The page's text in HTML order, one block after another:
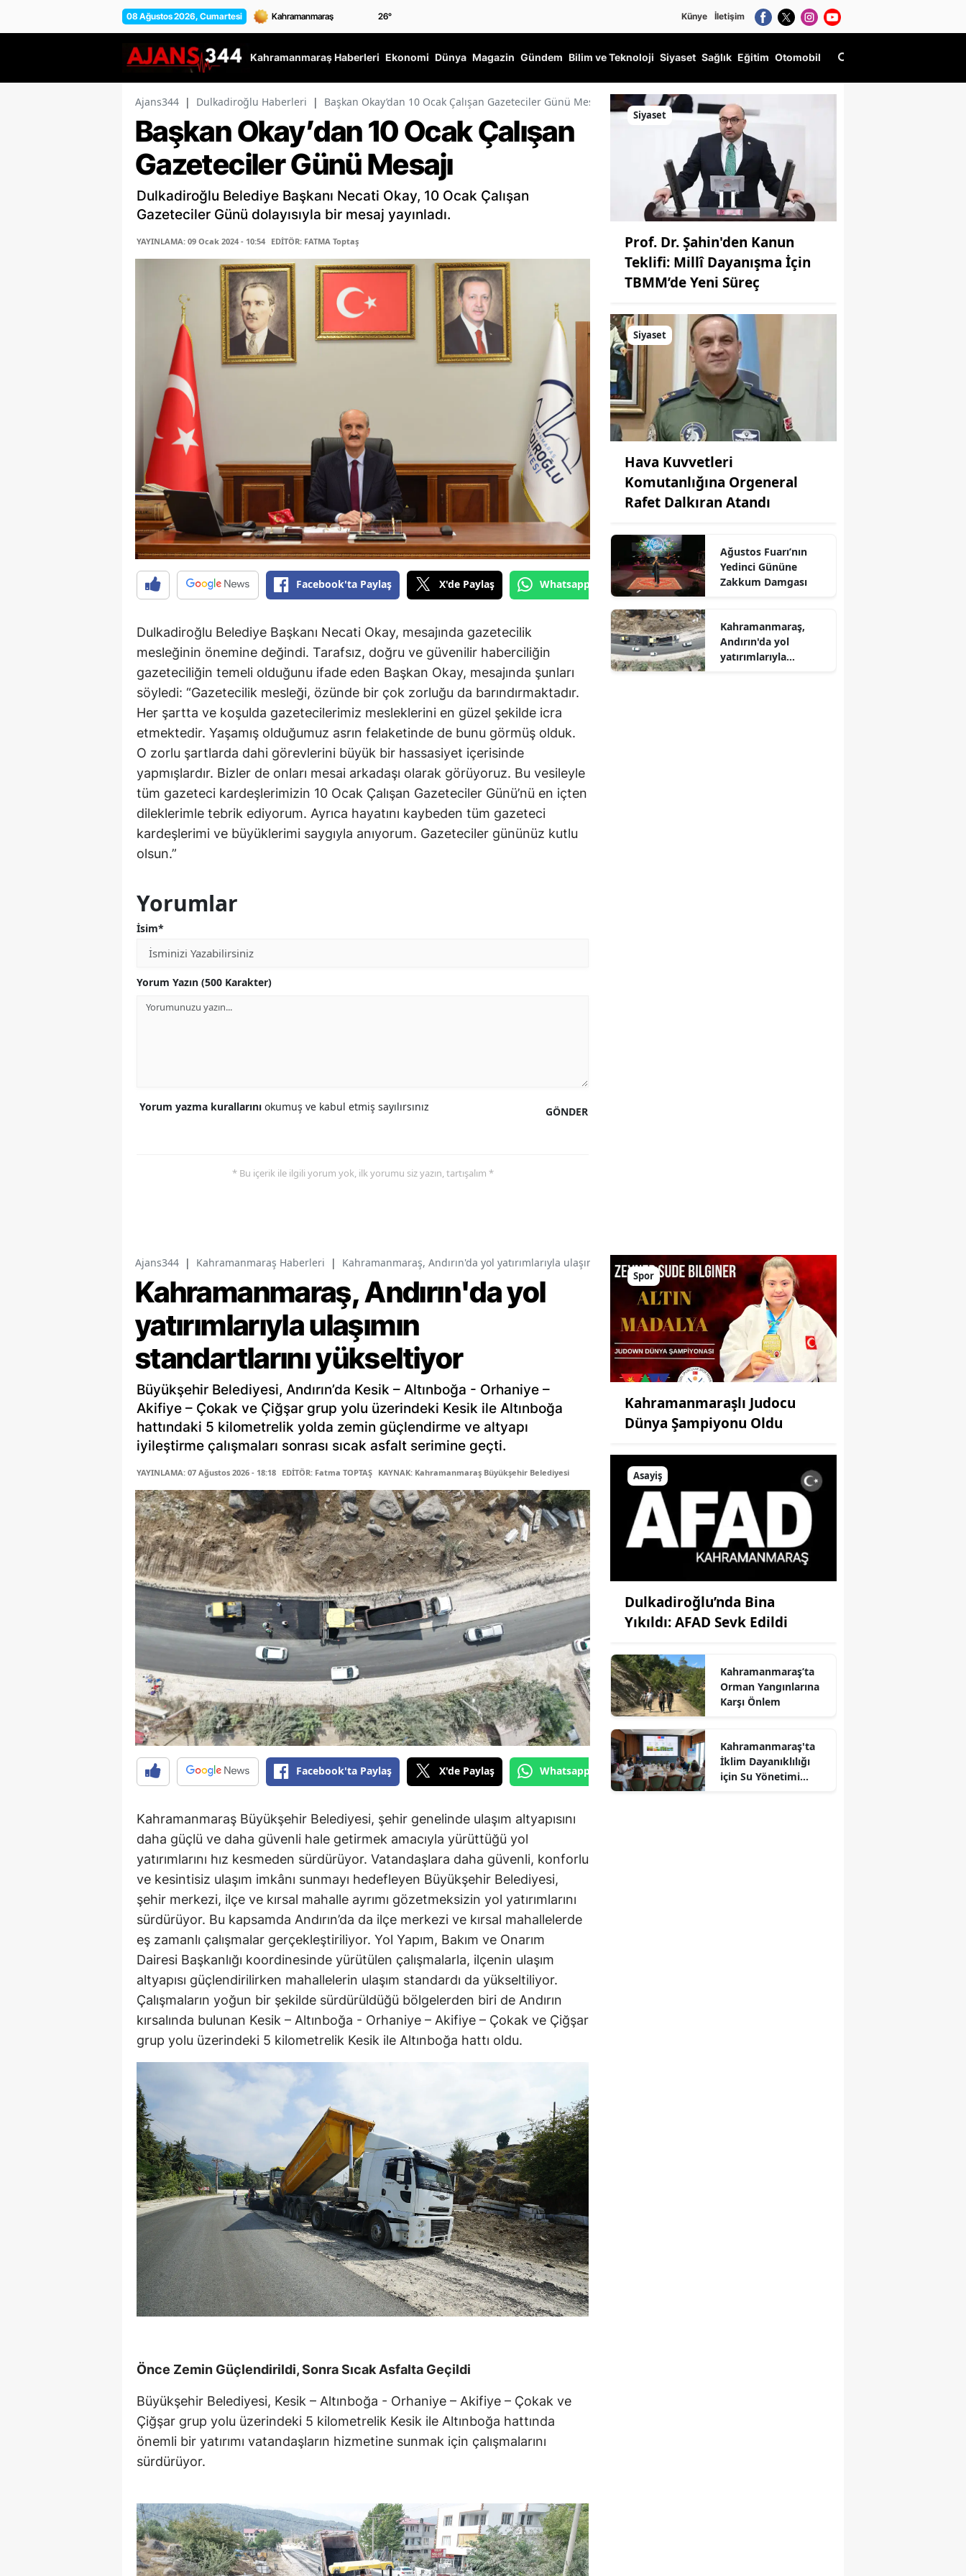
08 Ağustos 2026, Cumartesi 26° Künye İletişim
Kahramanmaraş Haberleri Ekonomi Dünya Magazin Gündem Bilim ve Teknoloji Siyaset Sağlık Eğitim Otomobil
Ajans344 | Dulkadiroğlu Haberleri | Başkan Okay’dan 10 Ocak Çalışan Gazeteciler Günü Mesajı
Başkan Okay’dan 10 Ocak Çalışan
Gazeteciler Günü Mesajı
Dulkadiroğlu Belediye Başkanı Necati Okay, 10 Ocak Çalışan
Gazeteciler Günü dolayısıyla bir mesaj yayınladı.
YAYINLAMA: 09 Ocak 2024 - 10:54 EDİTÖR: FATMA Toptaş
Facebook'ta Paylaş X'de Paylaş Whatsapp'tan Gönder
Dulkadiroğlu Belediye Başkanı Necati Okay, mesajında gazetecilik
mesleğinin önemine değindi. Tarafsız, doğru ve güvenilir haberciliğin
gazeteciliğin temeli olduğunu ifade eden Başkan Okay, mesajında şunları
söyledi: “Gazetecilik mesleği, özünde bir çok zorluğu da barındırmaktadır.
Her şartta ve koşulda gazetecilerimiz mesleklerini en güzel şekilde icra
etmektedir. Yaşamış olduğumuz asrın felaketinde de bunu görmüş olduk.
O zorlu şartlarda dahi görevlerini büyük bir hassasiyet içerisinde
yapmışlardır. Bizler de onları mesai arkadaşı olarak görüyoruz. Bu vesileyle
tüm gazeteci kardeşlerimizin 10 Ocak Çalışan Gazeteciler Günü’nü en içten
dileklerimle tebrik ediyorum. Ayrıca hayatını kaybeden tüm gazeteci
kardeşlerimi ve büyüklerimi saygıyla anıyorum. Gazeteciler gününüz kutlu
olsun.”
Yorumlar
İsim*
Yorum Yazın (500 Karakter)
GÖNDER
Yorum yazma kurallarını okumuş ve kabul etmiş sayılırsınız
* Bu içerik ile ilgili yorum yok, ilk yorumu siz yazın, tartışalım *
Siyaset
Prof. Dr. Şahin'den Kanun
Teklifi: Millî Dayanışma İçin
TBMM’de Yeni Süreç
Siyaset
Hava Kuvvetleri
Komutanlığına Orgeneral
Rafet Dalkıran Atandı
Ağustos Fuarı’nın
Yedinci Gününe
Zakkum Damgası
Kahramanmaraş,
Andırın'da yol
yatırımlarıyla
Ajans344 | Kahramanmaraş Haberleri | Kahramanmaraş, Andırın'da yol yatırımlarıyla ulaşımın standartlarını yükseltiyor
Kahramanmaraş, Andırın'da yol
yatırımlarıyla ulaşımın
standartlarını yükseltiyor
Büyükşehir Belediyesi, Andırın’da Kesik – Altınboğa - Orhaniye –
Akifiye – Çokak ve Çiğşar grup yolu üzerindeki Kesik ile Altınboğa
hattındaki 5 kilometrelik yolda zemin güçlendirme ve altyapı
iyileştirme çalışmaları sonrası sıcak asfalt serimine geçti.
YAYINLAMA: 07 Ağustos 2026 - 18:18 EDİTÖR: Fatma TOPTAŞ KAYNAK: Kahramanmaraş Büyükşehir Belediyesi
Facebook'ta Paylaş X'de Paylaş Whatsapp'tan Gönder
Kahramanmaraş Büyükşehir Belediyesi, şehir genelinde ulaşım altyapısını
daha güçlü ve daha güvenli hale getirmek amacıyla yürüttüğü yol
yatırımlarını hız kesmeden sürdürüyor. Vatandaşlara daha güvenli, konforlu
ve kesintisiz ulaşım imkânı sunmayı hedefleyen Büyükşehir Belediyesi,
şehir merkezi, ilçe ve kırsal mahalle ayrımı gözetmeksizin yol yatırımlarını
sürdürüyor. Bu kapsamda Andırın’da da ilçe merkezi ve kırsal mahallelerde
eş zamanlı çalışmalar gerçekleştiriliyor. Yol Yapım, Bakım ve Onarım
Dairesi Başkanlığı koordinesinde yürütülen çalışmalarla, ilçenin ulaşım
altyapısı güçlendirilirken mahallelerin ulaşım standardı da yükseltiliyor.
Çalışmaların yoğun bir şekilde sürdürüldüğü bölgelerden biri de Andırın
kırsalında bulunan Kesik – Altınboğa - Orhaniye – Akifiye – Çokak ve Çiğşar
grup yolu üzerindeki 5 kilometrelik Kesik ile Altınboğa hattı oldu.
Önce Zemin Güçlendirildi, Sonra Sıcak Asfalta Geçildi
Büyükşehir Belediyesi, Kesik – Altınboğa - Orhaniye – Akifiye – Çokak ve
Çiğşar grup yolu üzerindeki 5 kilometrelik Kesik ile Altınboğa hattında
önemli bir yatırımı vatandaşların hizmetine sunmak için çalışmalarını
sürdürüyor.
Spor
Kahramanmaraşlı Judocu
Dünya Şampiyonu Oldu
Asayiş
Dulkadiroğlu’nda Bina
Yıkıldı: AFAD Sevk Edildi
Kahramanmaraş’ta
Orman Yangınlarına
Karşı Önlem
Kahramanmaraş'ta
İklim Dayanıklılığı
için Su Yönetimi